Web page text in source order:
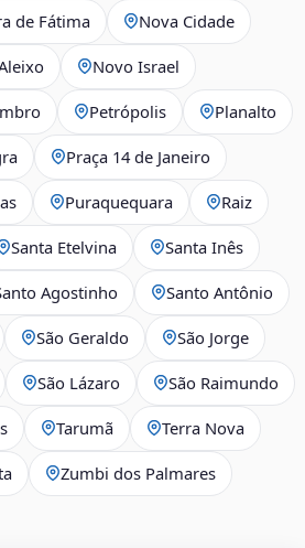
de Fátima Nova Cidade
Novo Israel
Petrópolis Planalto
Praça 14 de Janeiro
Puraquequara Raiz
Santa Etelvina Santa Inês
Agostinho Santo Antônio
São Geraldo São Jorge
São Lázaro São Raimundo
Tarumã Terra Nova
Zumbi dos Palmares